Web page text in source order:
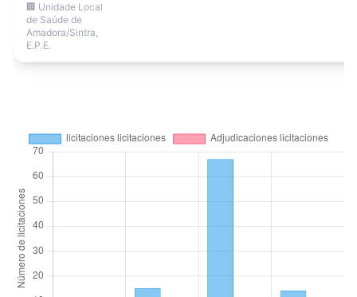
🏢 Unidade Local
de Saúde de
Amadora/Sintra,
E.P.E.